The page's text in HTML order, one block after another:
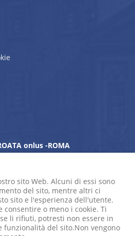
onlus -ROMA
Girolamo - Piazza Augusto
sito Web. Alcuni di essi sono
del sito, mentre altri ci
sito e l'esperienza dell'utente.
consentire o meno i cookie. Ti
li rifiuti, potresti non essere in
del sito.Non vengono